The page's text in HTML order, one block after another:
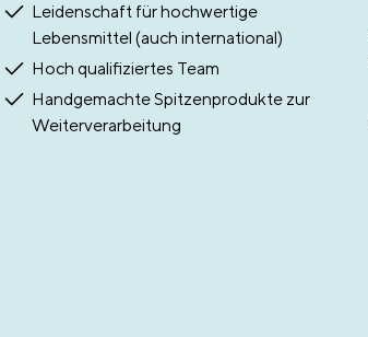
Leidenschaft für hochwertige
Lebensmittel (auch international)
Hoch qualifiziertes Team
Handgemachte Spitzenprodukte zur
Weiterverarbeitung